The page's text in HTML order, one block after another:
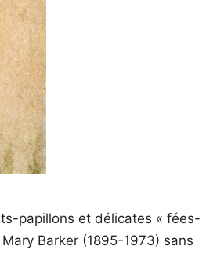
papillons et délicates « fées-
Barker (1895-1973) sans